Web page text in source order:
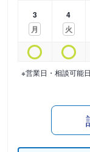
3
月
4
火
※営業日・相談可能